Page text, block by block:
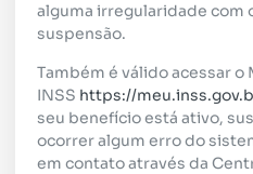
alguma irregularidade com
suspensão.
Também é válido acessar o
INSS https://
seu benefício está ativo,
ocorrer algum erro do
em contato através da